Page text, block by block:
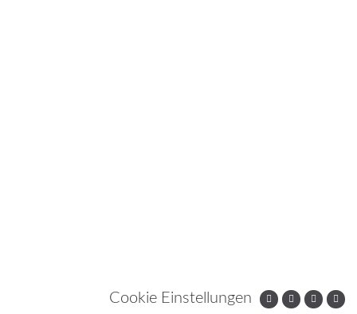
Cookie Einstellungen